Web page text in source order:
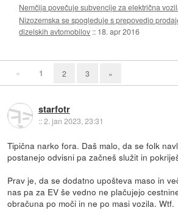
Nemčija povečuje subvencije za električna
Nizozemska se spogleduje s prepovedjo
dizelskih avtomobilov :: 18. apr 2016
« 1 2 3 »
starfotr
::2. jan 2023, 23:31
Tipična narko fora. Daš malo, da se folk
postanejo odvisni pa začneš služit in
Prav je, da se dodatno upošteva maso in
nas pa za EV še vedno ne plačujejo
obračuna po moči in ne po masi vozila. Wtf.